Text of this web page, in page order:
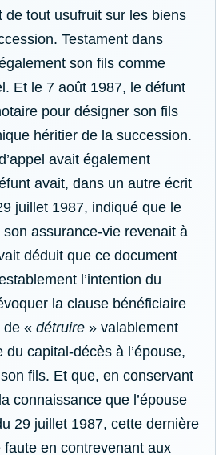
de tout usufruit sur les biens
Testament dans
son fils comme
Et le 7 août 1987, le défunt
pour désigner son fils
héritier de la succession.
avait également
avait, dans un autre écrit
juillet 1987, indiqué que le
son assurance-vie revenait à
déduit que ce document
l’intention du
la clause bénéficiaire
de « détruire » valablement
du capital-décès à l’épouse,
fils. Et que, en conservant
connaissance que l’épouse
29 juillet 1987, cette dernière
en contrevenant aux